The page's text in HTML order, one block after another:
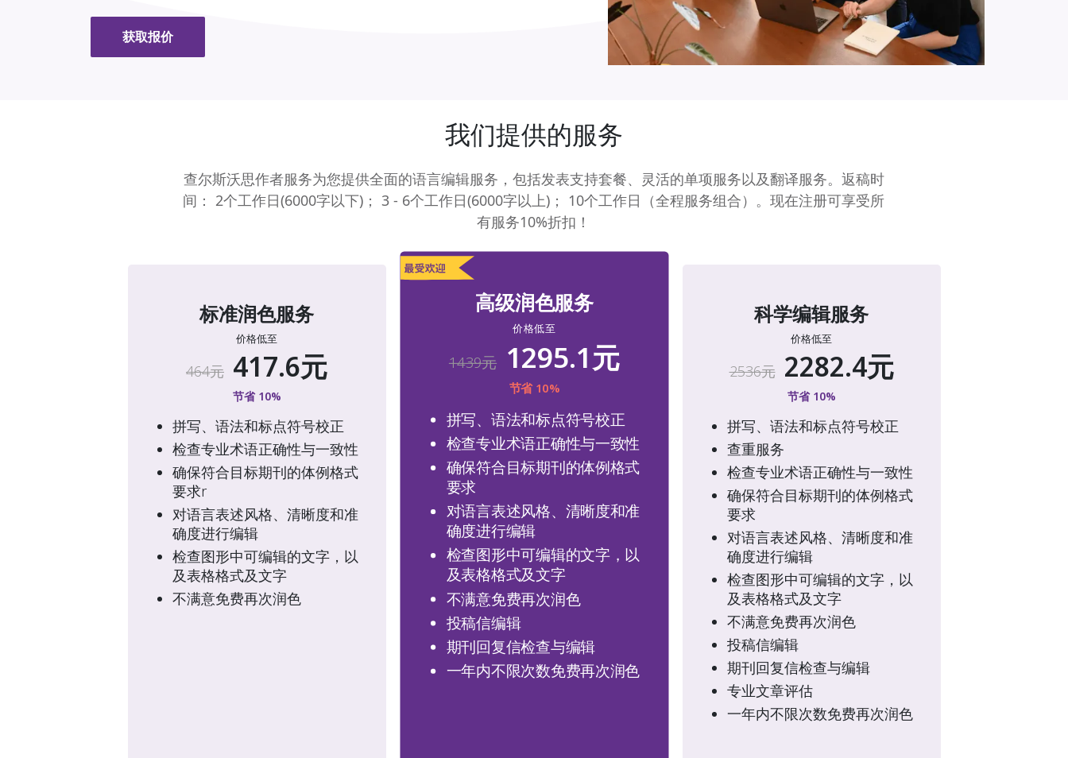
获取报价
我们提供的服务
查尔斯沃思作者服务为您提供全面的语言编辑服务，包括发表支持套餐、灵活的单项服务以及翻译服务。返稿时
间： 2个工作日(6000字以下)； 3 - 6个工作日(6000字以上)； 10个工作日（全程服务组合）。现在注册可享受所
有服务10%折扣！
标准润色服务
价格低至
464元 417.6元
节省 10%
拼写、语法和标点符号校正
检查专业术语正确性与一致性
确保符合目标期刊的体例格式
要求r
对语言表述风格、清晰度和准
确度进行编辑
检查图形中可编辑的文字，以
及表格格式及文字
不满意免费再次润色
高级润色服务
价格低至
1439元 1295.1元
节省 10%
拼写、语法和标点符号校正
检查专业术语正确性与一致性
确保符合目标期刊的体例格式
要求
对语言表述风格、清晰度和准
确度进行编辑
检查图形中可编辑的文字，以
及表格格式及文字
不满意免费再次润色
投稿信编辑
期刊回复信检查与编辑
一年内不限次数免费再次润色
科学编辑服务
价格低至
2536元 2282.4元
节省 10%
拼写、语法和标点符号校正
查重服务
检查专业术语正确性与一致性
确保符合目标期刊的体例格式
要求
对语言表述风格、清晰度和准
确度进行编辑
检查图形中可编辑的文字，以
及表格格式及文字
不满意免费再次润色
投稿信编辑
期刊回复信检查与编辑
专业文章评估
一年内不限次数免费再次润色